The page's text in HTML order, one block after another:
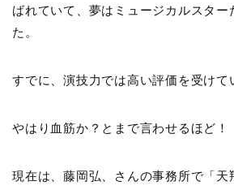
ばれていて、夢はミュージカルスター
た。
すでに、演技力では高い評価を受けて
やはり血筋か？とまで言わせるほど！
現在は、藤岡弘、さんの事務所で「天